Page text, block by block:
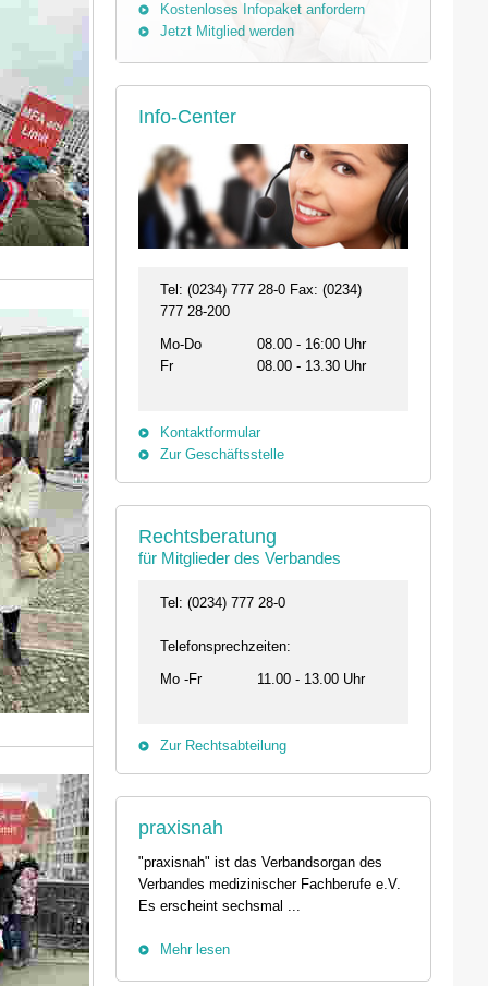
Kostenloses Infopaket anfordern
Jetzt Mitglied werden
Info-Center
Tel: (0234) 777 28-0 Fax: (0234)
777 28-200
Mo-Do
08.00 - 16:00 Uhr
Fr
08.00 - 13.30 Uhr
Kontaktformular
Zur Geschäftsstelle
Rechtsberatung
für Mitglieder des Verbandes
Tel: (0234) 777 28-0
Telefonsprechzeiten:
Mo -Fr
11.00 - 13.00 Uhr
Zur Rechtsabteilung
praxisnah
"praxisnah" ist das Verbandsorgan des
Verbandes medizinischer Fachberufe e.V.
Es erscheint sechsmal ...
Mehr lesen